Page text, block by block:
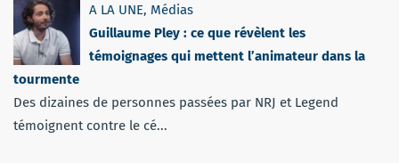
A LA UNE, Médias
Guillaume Pley : ce que révèlent les
témoignages qui mettent l’animateur dans la
tourmente
Des dizaines de personnes passées par NRJ et Legend
témoignent contre le cé...